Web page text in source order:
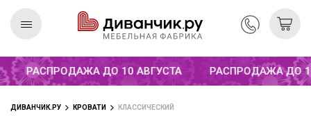
РАСПРОДАЖА ДО 10 АВГУСТА РАСПРОДАЖА ДО 10
ДИВАНЧИК.РУ КРОВАТИ КЛАССИЧЕСКИЙ
Скандинавская
коллекция